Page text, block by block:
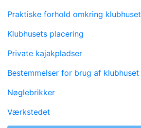
Praktiske forhold omkring klubhuset
Klubhusets placering
Private kajakpladser
Bestemmelser for brug af klubhuset
Nøglebrikker
Værkstedet